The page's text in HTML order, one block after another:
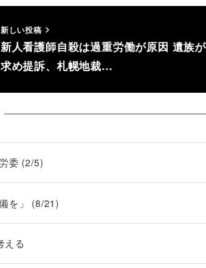
新しい投稿
新人看護師自殺は過重労働が原因 遺族
求め提訴、札幌地裁…
委 (2/5)
を」 (8/21)
える